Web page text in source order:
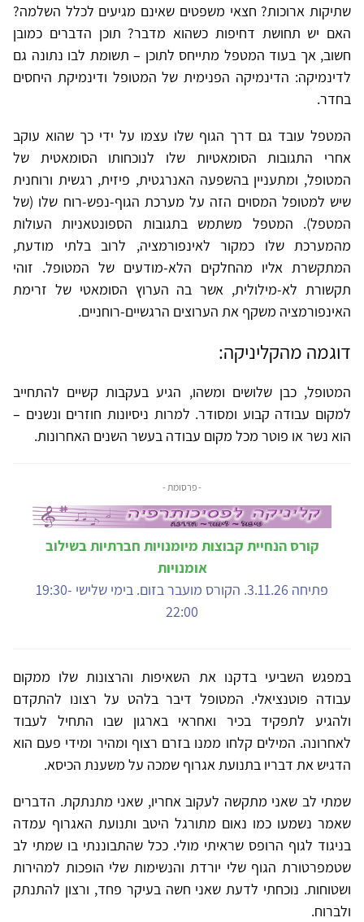
שתיקות ארוכות? חצאי משפטים שאינם מגיעים לכלל השלמה?
האם יש תחושת דחיפות כשהוא מדבר? תוכן הדברים כמובן
חשוב, אך בעוד המטפל מתייחס לתוכן – תשומת לבו נתונה גם
לדינמיקה: הדינמיקה הפנימית של המטופל ודינמיקת היחסים
בחדר.
המטפל עובד גם דרך הגוף שלו עצמו על ידי כך שהוא עוקב
אחרי התגובות הסומאטיות שלו לנוכחותו הסומאטית של
המטופל, ומתעניין בהשפעה האנרגטית, פיזית, רגשית ורוחנית
שיש למטופל המסוים הזה על מערכת הגוף-נפש-רוח שלו (של
המטפל). המטפל משתמש בתגובות הספונטאניות העולות
מהמערכת שלו כמקור לאינפורמציה, לרוב בלתי מודעת,
המתקשרת אליו מהחלקים הלא-מודעים של המטופל. זוהי
תקשורת לא-מילולית, אשר בה הערוץ הסומאטי של זרימת
האינפורמציה משקף את הערוצים הרגשיים-רוחניים.
דוגמה מהקליניקה:
המטופל, כבן שלושים ומשהו, הגיע בעקבות קשיים להתחייב
למקום עבודה קבוע ומסודר. למרות ניסיונות חוזרים ונשנים –
הוא נשר או פוטר מכל מקום עבודה בעשר השנים האחרונות.
- פרסומת -
קורס הנחיית קבוצות מיומנויות חברתיות בשילוב
אומנויות
פתיחה 3.11.26. הקורס מועבר בזום. בימי שלישי 19:30-
22:00
במפגש השביעי בדקנו את השאיפות והרצונות שלו ממקום
עבודה פוטנציאלי. המטופל דיבר בלהט על רצונו להתקדם
ולהגיע לתפקיד בכיר ואחראי בארגון שבו התחיל לעבוד
לאחרונה. המילים קלחו ממנו בזרם רצוף ומהיר ומידי פעם הוא
הדגיש את דבריו בתנועת אגרוף שמכה על משענת הכיסא.
שמתי לב שאני מתקשה לעקוב אחריו, שאני מתנתקת. הדברים
שאמר נשמעו כמו נאום מתורגל היטב ותנועת האגרוף עמדה
בניגוד לגוף הרופס שראיתי מולי. ככל שהתבוננתי בו שמתי לב
שטמפרטורת הגוף שלי יורדת והנשימות שלי הופכות למהירות
ושטוחות. נוכחתי לדעת שאני חשה בעיקר פחד, ורצון להתנתק
ולברוח.